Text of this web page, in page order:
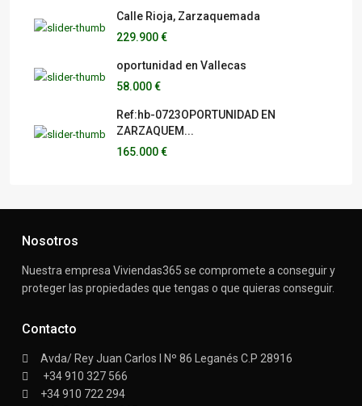
Calle Rioja, Zarzaquemada
229.900 €
oportunidad en Vallecas
58.000 €
Ref:hb-0723OPORTUNIDAD EN
ZARZAQUEM...
165.000 €
Nosotros
Nuestra empresa Viviendas365 se compromete a conseguir y
proteger las propiedades que tengas o que quieras conseguir.
Contacto
Avda/ Rey Juan Carlos I Nº 86 Leganés C.P 28916
+34 910 327 566
+34 910 722 294